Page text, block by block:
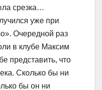
срезка…
уже при
Очередной раз
в клубе Максим
представить, что
Сколько бы ни
бы он ни